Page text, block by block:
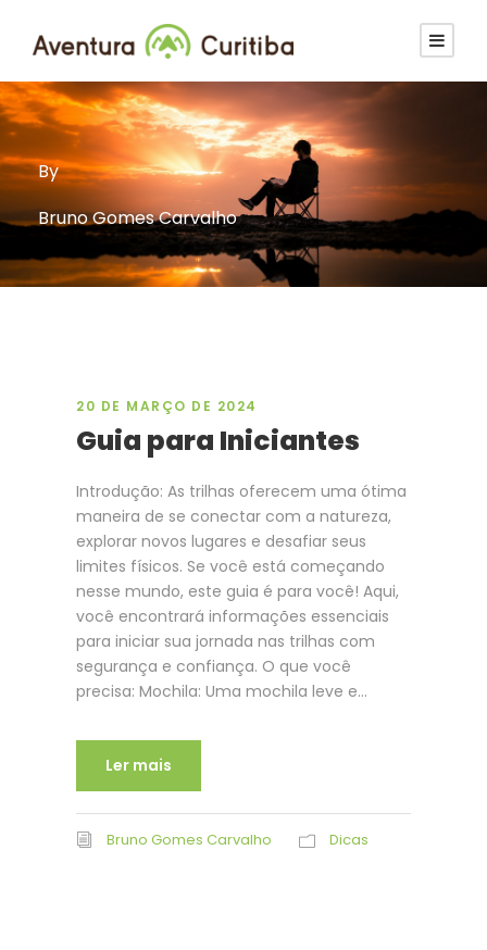
By
Bruno Gomes Carvalho
20 DE MARÇO DE 2024
Guia para Iniciantes
Introdução: As trilhas oferecem uma ótima
maneira de se conectar com a natureza,
explorar novos lugares e desafiar seus
limites físicos. Se você está começando
nesse mundo, este guia é para você! Aqui,
você encontrará informações essenciais
para iniciar sua jornada nas trilhas com
segurança e confiança. O que você
precisa: Mochila: Uma mochila leve e...
Ler mais
Bruno Gomes Carvalho Dicas